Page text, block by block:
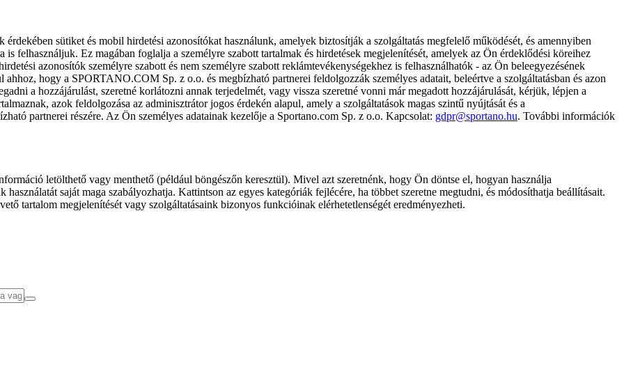
sütiket és mobil hirdetési azonosítókat használunk, amelyek biztosítják a szolgáltatás megfelelő működését, és amennyiben
is felhasználjuk. Ez magában foglalja a személyre szabott tartalmak és hirdetések megjelenítését, amelyek az Ön érdeklődési köreihez
azonosítók személyre szabott és nem személyre szabott reklámtevékenységekhez is felhasználhatók - az Ön beleegyezésének
hogy a SPORTANO.COM Sp. z o.o. és megbízható partnerei feldolgozzák személyes adatait, beleértve a szolgáltatásban és azon
a hozzájárulást, szeretné korlátozni annak terjedelmét, vagy vissza szeretné vonni már megadott hozzájárulását, kérjük, lépjen a
azok feldolgozása az adminisztrátor jogos érdekén alapul, amely a szolgáltatások magas szintű nyújtását és a
partnerei részére. Az Ön személyes adatainak kezelője a Sportano.com Sp. z o.o. Kapcsolat: gdpr@sportano.hu. További információk
letölthető vagy menthető (például böngészőn keresztül). Mivel azt szeretnénk, hogy Ön döntse el, hogyan használja
saját maga szabályozhatja. Kattintson az egyes kategóriák fejlécére, ha többet szeretne megtudni, és módosíthatja beállításait.
tartalom megjelenítését vagy szolgáltatásaink bizonyos funkcióinak elérhetetlenségét eredményezheti.